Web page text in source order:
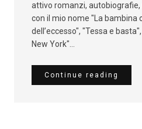
attivo romanzi, autobiografie,
con il mio nome "La bambina
dell’eccesso", "Tessa e
New York"...
Continue reading